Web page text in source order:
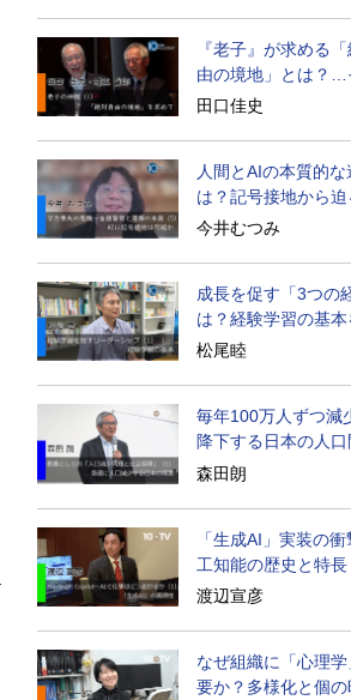
『老子』が求める
由の境地」とは？…
創造長寿へ
田口佳史
人間とAIの本質的な
は？記号接地から迫
の本質
今井むつみ
成長を促す「3つの
は？経験学習の基本
松尾睦
毎年100万人ずつ
降下する日本の人口
考える
森田朗
「生成AI」実装の
工知能の歴史と特長
渡辺宣彦
なぜ組織に「心理
要か？多様化と個の